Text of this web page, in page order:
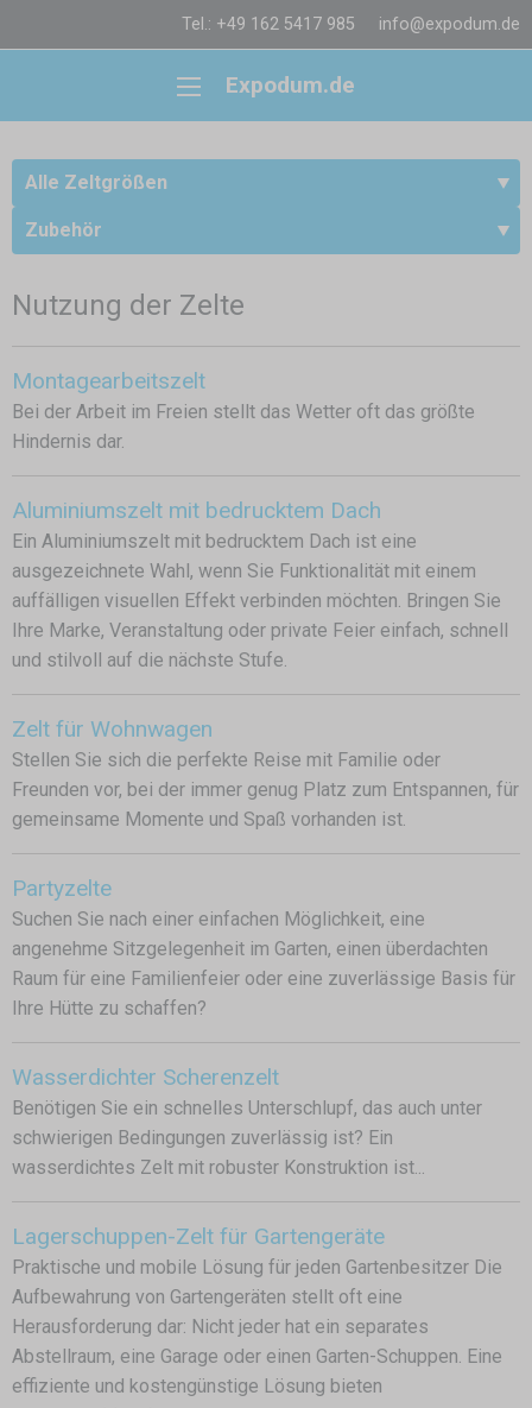
Tel.: +49 162 5417 985 info@expodum.de
Expodum.de
Alle Zeltgrößen
Zubehör
Nutzung der Zelte
Montagearbeitszelt
Bei der Arbeit im Freien stellt das Wetter oft das größte
Hindernis dar.
Aluminiumszelt mit bedrucktem Dach
Ein Aluminiumszelt mit bedrucktem Dach ist eine
ausgezeichnete Wahl, wenn Sie Funktionalität mit einem
auffälligen visuellen Effekt verbinden möchten. Bringen Sie
Ihre Marke, Veranstaltung oder private Feier einfach, schnell
und stilvoll auf die nächste Stufe.
Zelt für Wohnwagen
Stellen Sie sich die perfekte Reise mit Familie oder
Freunden vor, bei der immer genug Platz zum Entspannen, für
gemeinsame Momente und Spaß vorhanden ist.
Partyzelte
Suchen Sie nach einer einfachen Möglichkeit, eine
angenehme Sitzgelegenheit im Garten, einen überdachten
Raum für eine Familienfeier oder eine zuverlässige Basis für
Ihre Hütte zu schaffen?
Wasserdichter Scherenzelt
Benötigen Sie ein schnelles Unterschlupf, das auch unter
schwierigen Bedingungen zuverlässig ist? Ein
wasserdichtes Zelt mit robuster Konstruktion ist...
Lagerschuppen-Zelt für Gartengeräte
Praktische und mobile Lösung für jeden Gartenbesitzer Die
Aufbewahrung von Gartengeräten stellt oft eine
Herausforderung dar: Nicht jeder hat ein separates
Abstellraum, eine Garage oder einen Garten-Schuppen. Eine
effiziente und kostengünstige Lösung bieten